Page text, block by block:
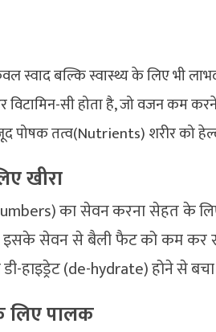
स्वाद बल्कि स्वास्थ्य के लिए भी
सी होता है, जो वजन कम
पोषक तत्व(Nutrients) शरीर को
खीरा
का सेवन करना सेहत के
इसके सेवन से बैली फैट को कम कर
डी-हाइड्रेट (de-hydrate) होने से
लिए पालक